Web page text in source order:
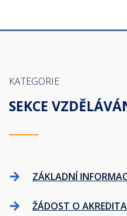
KATEGORIE
SEKCE
ZÁKLADNÍ
ŽÁDOST O